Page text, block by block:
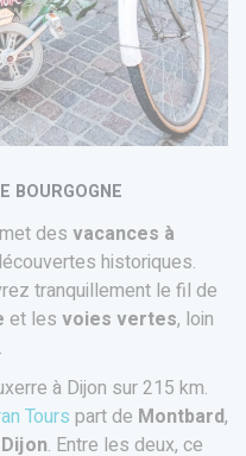
BOURGOGNE
des vacances à
historiques.
tranquillement le fil de
et les voies vertes, loin
à Dijon sur 215 km.
Tours part de Montbard,
Dijon. Entre les deux, ce